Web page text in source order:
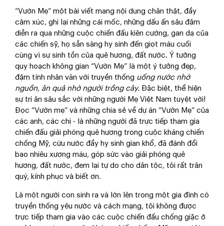
“Vườn Mẹ” một bài viết mang nội dung chân thật, đầy
cảm xúc, ghi lại những cái mốc, những dấu ấn sâu đậm
diễn ra qua những cuộc chiến đấu kiên cường, gan dạ của
các chiến sỹ, họ sẵn sàng hy sinh đến giọt máu cuối
cùng vì sự sinh tồn của quê hương, đất nước. Ý tưởng
quy hoạch không gian “Vườn Mẹ” là một ý tưởng đẹp,
đậm tính nhân văn với truyền thống uống nước nhớ
nguồn, ăn quả nhớ người trồng cây. Đặc biệt, thể hiện
sự tri ân sâu sắc với những người Mẹ Việt Nam tuyệt vời!
Đọc “Vườn mẹ” và những chia sẻ về dự án “Vườn Mẹ” của
các anh, các chị - là những người đã trực tiếp tham gia
chiến đấu giải phóng quê hương trong cuộc kháng chiến
chống Mỹ, cứu nước đầy hy sinh gian khổ, đã đánh đổi
bao nhiêu xương máu, góp sức vào giải phóng quê
hương, đất nước, đem lại tự do cho dân tộc, tôi rất trân
quý, kính phục và biết ơn.
Là một người con sinh ra và lớn lên trong một gia đình có
truyền thống yêu nước và cách mạng, tôi không được
trực tiếp tham gia vào các cuộc chiến đấu chống giặc ở